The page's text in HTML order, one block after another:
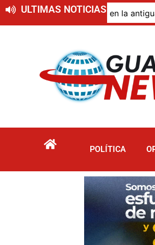
ULTIMAS NOTICIAS
en la antigua vía hacia
POLÍTICA